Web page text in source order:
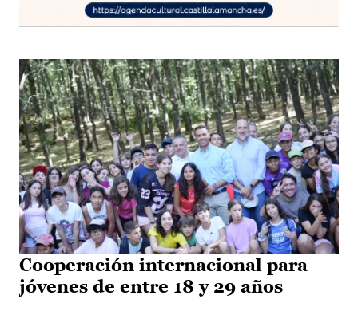
Cooperación internacional para
jóvenes de entre 18 y 29 años